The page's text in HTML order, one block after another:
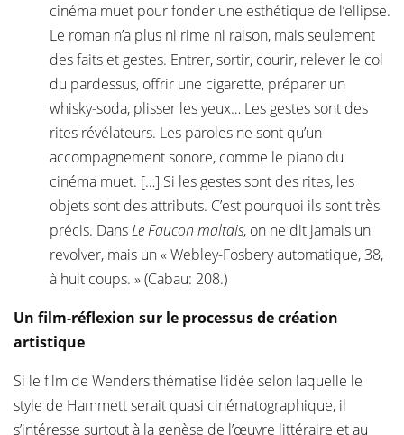
cinéma muet pour fonder une esthétique de l’ellipse.
Le roman n’a plus ni rime ni raison, mais seulement
des faits et gestes. Entrer, sortir, courir, relever le col
du pardessus, offrir une cigarette, préparer un
whisky-soda, plisser les yeux… Les gestes sont des
rites révélateurs. Les paroles ne sont qu’un
accompagnement sonore, comme le piano du
cinéma muet. […] Si les gestes sont des rites, les
objets sont des attributs. C’est pourquoi ils sont très
précis. DansLe Faucon maltais, on ne dit jamais un
revolver, mais un « Webley-Fosbery automatique, 38,
à huit coups. » (Cabau: 208.)
Un film-réflexion sur le processus de création
artistique
Si le film de Wenders thématise l’idée selon laquelle le
style de Hammett serait quasi cinématographique, il
s’intéresse surtout à la genèse de l’œuvre littéraire et au